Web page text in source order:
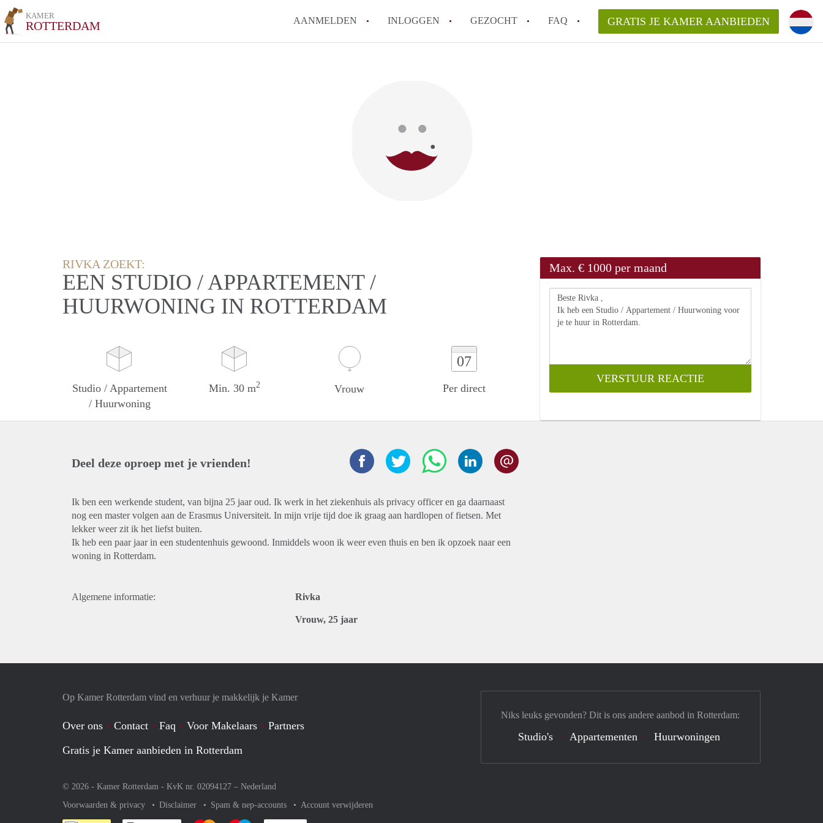
KAMER
ROTTERDAM AANMELDEN INLOGGEN GEZOCHT FAQ GRATIS JE KAMER AANBIEDEN
RIVKA ZOEKT:
EEN STUDIO / APPARTEMENT /
HUURWONING IN ROTTERDAM
Studio / Appartement
/ Huurwoning
Min. 30 m2 Vrouw
07
Per direct
Max. € 1000 per maand
Deel deze oproep met je vrienden!
Ik ben een werkende student, van bijna 25 jaar oud. Ik werk in het ziekenhuis als privacy officer en ga daarnaast
nog een master volgen aan de Erasmus Universiteit. In mijn vrije tijd doe ik graag aan hardlopen of fietsen. Met
lekker weer zit ik het liefst buiten.
Ik heb een paar jaar in een studentenhuis gewoond. Inmiddels woon ik weer even thuis en ben ik opzoek naar een
woning in Rotterdam.
Algemene informatie: Rivka
Vrouw, 25 jaar
Op Kamer Rotterdam vind en verhuur je makkelijk je Kamer
Over ons Contact Faq Voor Makelaars
Partners
Gratis je Kamer aanbieden in Rotterdam
© 2026 - Kamer Rotterdam - KvK nr. 02094127 – Nederland
Voorwaarden & privacy
Disclaimer Spam & nep-accounts Account verwijderen
Niks leuks gevonden? Dit is ons andere aanbod in Rotterdam:
Studio's Appartementen Huurwoningen